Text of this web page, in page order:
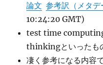
論文 参考訳（メタデ
10:24:20 GMT)
test time
thinkingといったも
凄く参考になる内容